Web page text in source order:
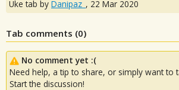
Uke tab by Danipaz_ , 22 Mar 2020
Tab comments (0)
No comment yet :(
Need help, a tip to share, or simply want to
Start the discussion!